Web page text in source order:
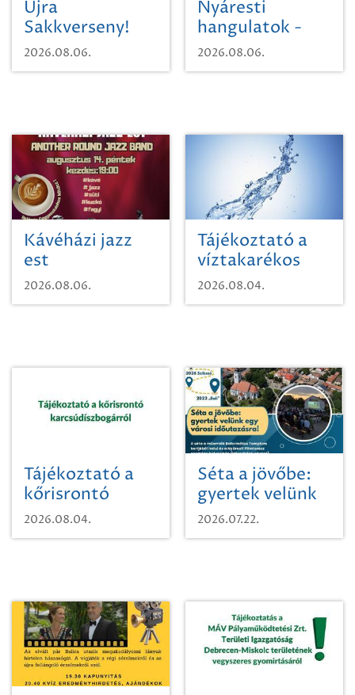
Újra
Sakkverseny!
2026.08.06.
Nyáresti
hangulatok -
Mágnás Miska
2026.08.06.
Kávéházi jazz
est
2026.08.06.
Tájékoztató a
víztakarékos
vízhasználatról
2026.08.04.
Tájékoztató a
kőrisrontó
karcsúdíszbogárról
2026.08.04.
Séta a jövőbe:
gyertek velünk
egy városi
időutazásra!
2026.07.22.